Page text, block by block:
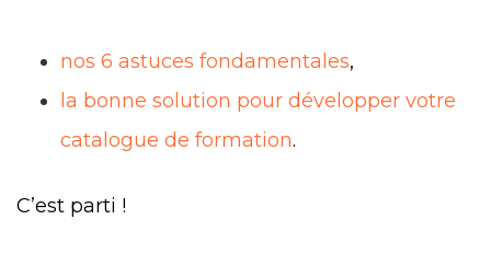
nos 6 astuces fondamentales,
la bonne solution pour développer votre
catalogue de formation.
C’est parti !